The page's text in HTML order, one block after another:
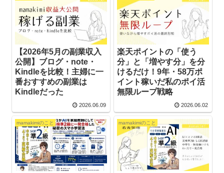
【2026年5月の副業収入
公開】ブログ・note・
Kindleを比較！主婦に一
番おすすめの副業は
Kindleだった
2026.06.09
楽天ポイントの「使う
分」と「増やす分」を分
けるだけ！9年・58万ポ
イント稼いだ私のポイ活
無限ループ戦略
2026.06.02
mamakimiのこと mamakimiのこと